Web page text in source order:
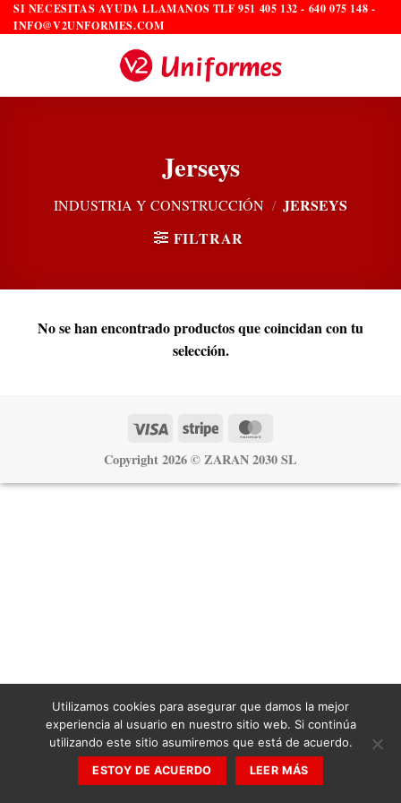
Saltar
al
SI NECESITAS AYUDA LLAMANOS TLF 951 405 132 - 640 075 148 -
INFO@V2UNFORMES.COM
Jerseys
INDUSTRIA Y CONSTRUCCIÓN / JERSEYS
FILTRAR
No se han encontrado productos que coincidan con tu
selección.
Visa Stripe
Copyright 2026 ©ZARAN 2030 SL
Utilizamos cookies para asegurar que damos la mejor
experiencia al usuario en nuestro sitio web. Si continúa
utilizando este sitio asumiremos que está de acuerdo.
ESTOY DE ACUERDO LEER MÁS